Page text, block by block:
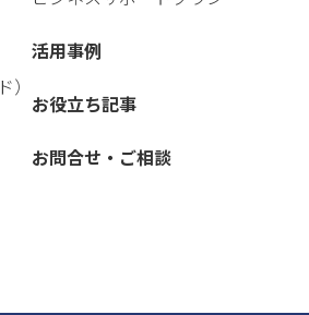
活用事例
お役立ち記事
お問合せ・ご相談